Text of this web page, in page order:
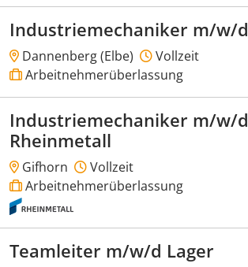
Industriemechaniker m/w/d
Dannenberg (Elbe)
Vollzeit
Arbeitnehmerüberlassung
Industriemechaniker m/w/d
Rheinmetall
Gifhorn
Vollzeit
Arbeitnehmerüberlassung
Teamleiter m/w/d Lager